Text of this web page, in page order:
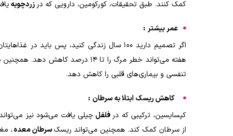
کمک کنند. طبق تحقیقات، کورکومین، دارویی که درزردچوبه
عمر بیشتر :
اگر تصمیم دارید 100 سال زندگی کنید، پس باید در غذاهایتان ادویه
هفته می‌تواند خطر مرگ را تا 14 درصد کاهش دهد
.
تنفسی و بیماری‌های قلبی را کاهش دهد.
کاهش ریسک ابتلا به سرطان :
کپسایسین، ترکیبی که در فلفل چیلی یافت می‌شود نیز
از سرطان کمک کند. همچنین می‌تواند ریسکسرطان معده،